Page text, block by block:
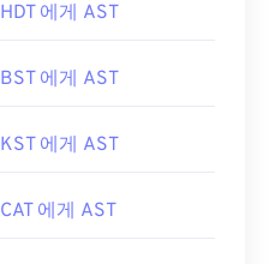
HDT 에게 AST
BST 에게 AST
KST 에게 AST
CAT 에게 AST